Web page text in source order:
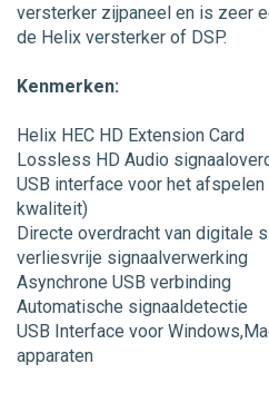
versterker zijpaneel en is zeer
de Helix versterker of DSP.
Kenmerken:
Helix HEC HD Extension Card
Lossless HD Audio
USB interface voor het afspelen
kwaliteit)
Directe overdracht van digitale
verliesvrije signaalverwerking
Asynchrone USB verbinding
Automatische signaaldetectie
USB Interface voor
apparaten